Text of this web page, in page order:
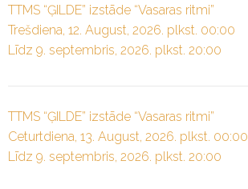
TTMS “ĢILDE” izstāde “Vasaras ritmi”
Trešdiena, 12. August, 2026. plkst. 00:00
Līdz 9. septembris, 2026. plkst. 20:00
TTMS “ĢILDE” izstāde “Vasaras ritmi”
Ceturtdiena, 13. August, 2026. plkst. 00:00
Līdz 9. septembris, 2026. plkst. 20:00